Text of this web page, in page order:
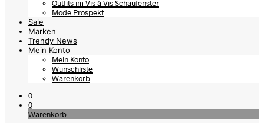
Outfits im Vis à Vis Schaufenster
Mode Prospekt
Sale
Marken
Trendy News
Mein Konto
Mein Konto
Wunschliste
Warenkorb
0
0
Warenkorb